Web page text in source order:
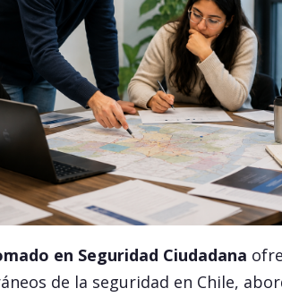
en Seguridad Ciudadana
de la seguridad en Chile,